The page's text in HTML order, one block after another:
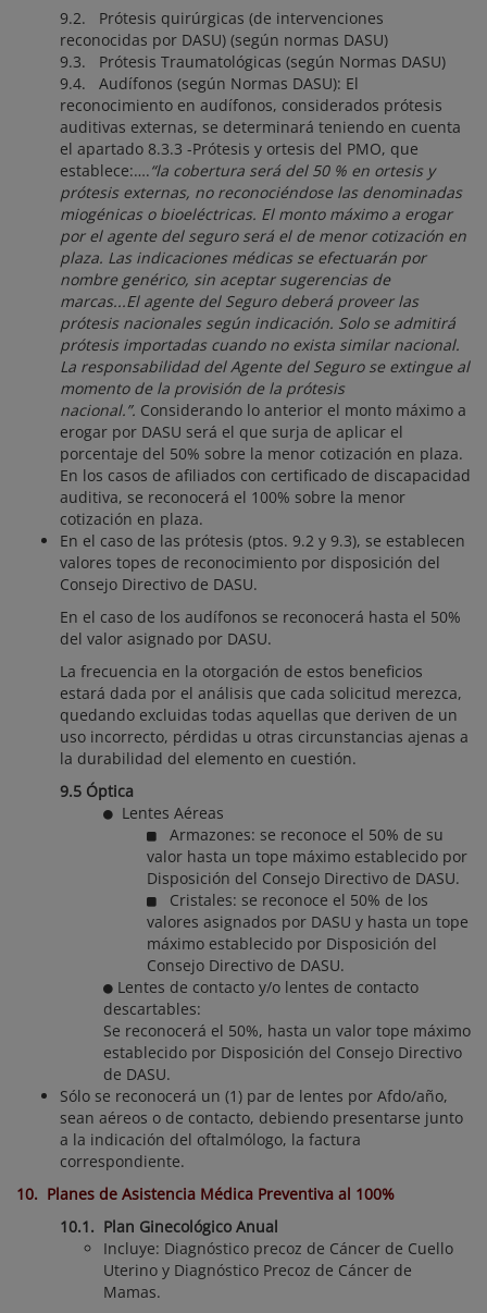
9.2. Prótesis quirúrgicas (de intervenciones
reconocidas por DASU) (según normas DASU)
9.3. Prótesis Traumatológicas (según Normas DASU)
9.4. Audífonos (según Normas DASU): El
reconocimiento en audífonos, considerados prótesis
auditivas externas, se determinará teniendo en cuenta
el apartado 8.3.3 -Prótesis y ortesis del PMO, que
establece:….“la cobertura será del 50 % en ortesis y
prótesis externas, no reconociéndose las denominadas
miogénicas o bioeléctricas. El monto máximo a erogar
por el agente del seguro será el de menor cotización en
plaza. Las indicaciones médicas se efectuarán por
nombre genérico, sin aceptar sugerencias de
marcas...El agente del Seguro deberá proveer las
prótesis nacionales según indicación. Solo se admitirá
prótesis importadas cuando no exista similar nacional.
La responsabilidad del Agente del Seguro se extingue al
momento de la provisión de la prótesis
nacional.”. Considerando lo anterior el monto máximo a
erogar por DASU será el que surja de aplicar el
porcentaje del 50% sobre la menor cotización en plaza.
En los casos de afiliados con certificado de discapacidad
auditiva, se reconocerá el 100% sobre la menor
cotización en plaza.
En el caso de las prótesis (ptos. 9.2 y 9.3), se establecen
valores topes de reconocimiento por disposición del
Consejo Directivo de DASU.
En el caso de los audífonos se reconocerá hasta el 50%
del valor asignado por DASU.
La frecuencia en la otorgación de estos beneficios
estará dada por el análisis que cada solicitud merezca,
quedando excluidas todas aquellas que deriven de un
uso incorrecto, pérdidas u otras circunstancias ajenas a
la durabilidad del elemento en cuestión.
9.5 Óptica
Lentes Aéreas
Armazones: se reconoce el 50% de su
valor hasta un tope máximo establecido por
Disposición del Consejo Directivo de DASU.
Cristales: se reconoce el 50% de los
valores asignados por DASU y hasta un tope
máximo establecido por Disposición del
Consejo Directivo de DASU.
Lentes de contacto y/o lentes de contacto
descartables:
Se reconocerá el 50%, hasta un valor tope máximo
establecido por Disposición del Consejo Directivo
de DASU.
Sólo se reconocerá un (1) par de lentes por Afdo/año,
sean aéreos o de contacto, debiendo presentarse junto
a la indicación del oftalmólogo, la factura
correspondiente.
10. Planes de Asistencia Médica Preventiva al 100%
10.1. Plan Ginecológico Anual
Incluye: Diagnóstico precoz de Cáncer de Cuello
Uterino y Diagnóstico Precoz de Cáncer de
Mamas.